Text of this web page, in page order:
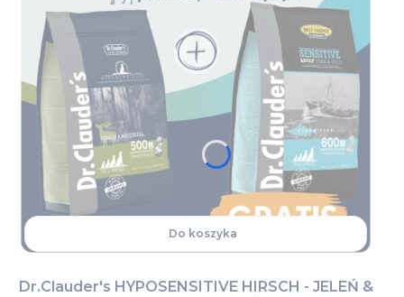
Do koszyka
Dr.Clauder's HYPOSENSITIVE HIRSCH - JELEŃ &